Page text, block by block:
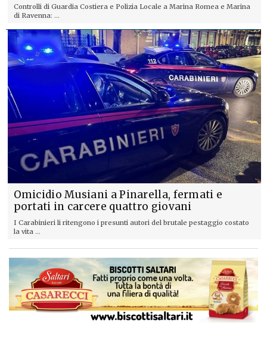
Controlli di Guardia Costiera e Polizia Locale a Marina Romea e Marina
di Ravenna: ...
Omicidio Musiani a Pinarella, fermati e
portati in carcere quattro giovani
I Carabinieri li ritengono i presunti autori del brutale pestaggio costato
la vita ...